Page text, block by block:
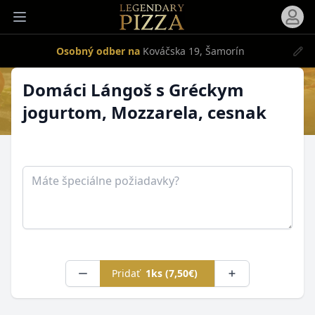
Otvoriť menu
Osobný odber na Kováčska 19, Šamorín
Produkt
Domáci Lángoš s Gréckym
jogurtom, Mozzarela, cesnak
Poznámka
Pridať 1ks (7,50€)